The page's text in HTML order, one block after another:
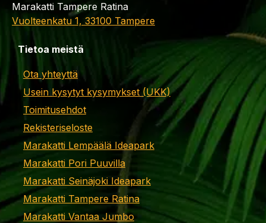
Marakatti Tampere Ratina
Vuolteenkatu 1, 33100 Tampere
Tietoa meistä
Ota yhteyttä
Usein kysytyt kysymykset (UKK)
Toimitusehdot
Rekisteriseloste
Marakatti Lempäälä Ideapark
Marakatti Pori Puuvilla
Marakatti Seinäjoki Ideapark
Marakatti Tampere Ratina
Marakatti Vantaa Jumbo